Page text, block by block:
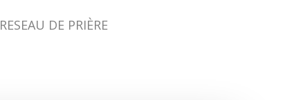
RESEAU DE PRIÈRE